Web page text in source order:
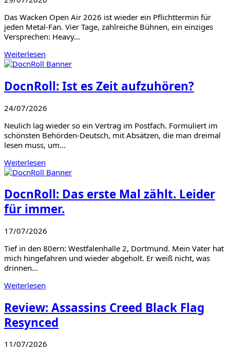
Das Wacken Open Air 2026 ist wieder ein Pflichttermin für
jeden Metal-Fan. Vier Tage, zahlreiche Bühnen, ein einziges
Versprechen: Heavy…
Weiterlesen
DocnRoll: Ist es Zeit aufzuhören?
24/07/2026
Neulich lag wieder so ein Vertrag im Postfach. Formuliert im
schönsten Behörden-Deutsch, mit Absätzen, die man dreimal
lesen muss, um…
Weiterlesen
DocnRoll: Das erste Mal zählt. Leider
für immer.
17/07/2026
Tief in den 80ern: Westfalenhalle 2, Dortmund. Mein Vater hat
mich hingefahren und wieder abgeholt. Er weiß nicht, was
drinnen…
Weiterlesen
Review: Assassins Creed Black Flag
Resynced
11/07/2026